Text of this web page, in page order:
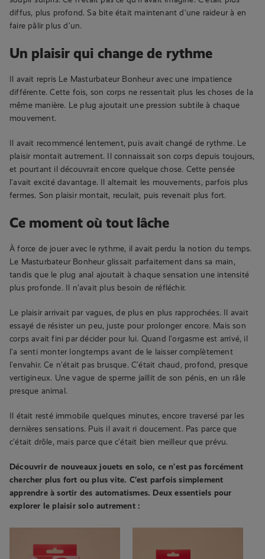
diffus, plus profond. Sa bite était maintenant d’une raideur à en
faire pâlir plus d’un.
Un plaisir qui change de rythme
Il avait repris Le Masturbateur Bonheur avec une impatience
différente. Cette fois, son corps ne ressentait plus les choses de la
même manière. Le plug ajoutait une pression subtile à chaque
mouvement.
Il avait recommencé lentement, puis avait changé de rythme. Le
plaisir montait autrement. Il connaissait son corps depuis toujours,
et pourtant il découvrait encore quelque chose. Cette pensée
l’avait excité davantage. Il alternait les mouvements, parfois plus
fermes. Son plaisir montait, reculait, puis revenait plus fort.
Ce moment où tout lâche
À force de jouer avec le rythme, il avait perdu la notion du temps.
Le Masturbateur Bonheur glissait parfaitement dans sa main,
tandis que le plug anal ajoutait à chaque sensation une intensité
plus profonde. Il n’avait plus besoin de réfléchir.
Le plaisir arrivait par vagues, de plus en plus rapprochées. Il avait
essayé de résister un peu, juste pour prolonger encore. Mais son
corps avait fini par décider pour lui. Quand l’orgasme est arrivé, il
l’a senti monter longtemps avant de le laisser complètement
l’envahir. Ce n’était pas brusque. C’était chaud, profond, presque
vertigineux. Une vague de sperme jaillit de son pénis, en un râle
presque animal.
Il était resté immobile quelques minutes, encore traversé par les
dernières sensations. Puis il avait ri doucement. Pas parce que
c’était drôle, mais parce que c’était bien meilleur que prévu.
Découvrir de nouveaux jouets en solo, ce n’est pas forcément
chercher plus fort ou plus vite. C’est parfois simplement
apprendre à sortir des automatismes. Deux essentiels pour
explorer le plaisir solo autrement :